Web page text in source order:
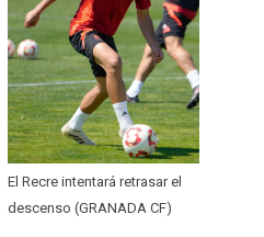
El Recre intentará retrasar el
descenso (GRANADA CF)